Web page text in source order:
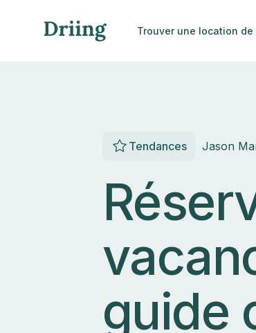
Trouver une location de
Tendances Jason
guide